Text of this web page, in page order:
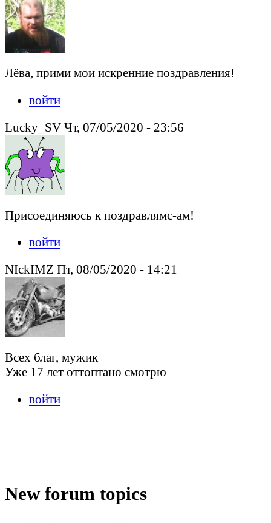
Лёва, прими мои искренние поздравления!
войти
Lucky_SV Чт, 07/05/2020 - 23:56
Присоединяюсь к поздравлямс-ам!
войти
NIckIMZ Пт, 08/05/2020 - 14:21
Всех благ, мужик
Уже 17 лет оттоптано смотрю
войти
New forum topics